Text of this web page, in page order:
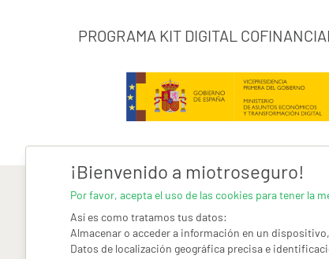
PROGRAMA KIT DIGITAL
AVISO LEGAL CONDICIONES GENERALES DE USO
¡Bienvenido a miotroseguro!
Por favor, acepta el uso de las cookies para tener la
Así es como tratamos tus datos:
Almacenar o acceder a información en un
Datos de localización geográfica precisa e